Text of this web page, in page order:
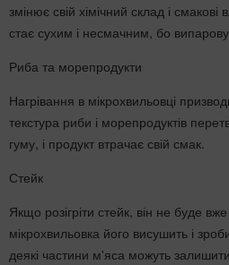
змінює свій хімічний склад і
стає сухим і несмачним, бо
Риба та морепродукти
Нагрівання в мікрохвильовці
текстура риби і морепродуктів
гуму, і продукт втрачає свій смак.
Стейк
Якщо розігріти стейк, він не буде
мікрохвильовка його висушить і
деякі частини м'яса можуть